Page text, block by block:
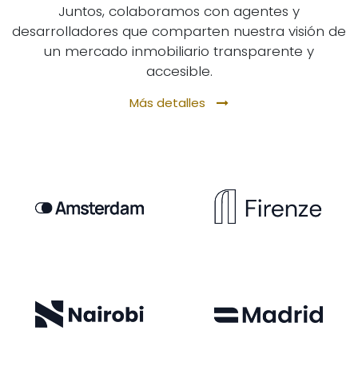
Juntos, colaboramos con agentes y
desarrolladores que comparten nuestra visión de
un mercado inmobiliario transparente y
accesible.
Más detalles